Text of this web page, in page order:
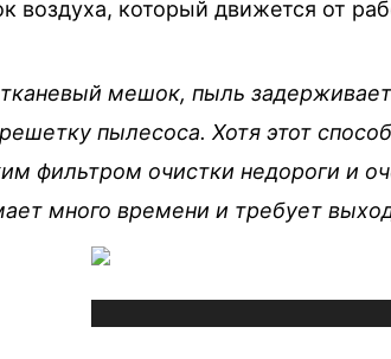
воздуха, который движется от
мешок, пыль
пылесоса. Хотя этот
фильтром очистки недороги и
много времени и требует